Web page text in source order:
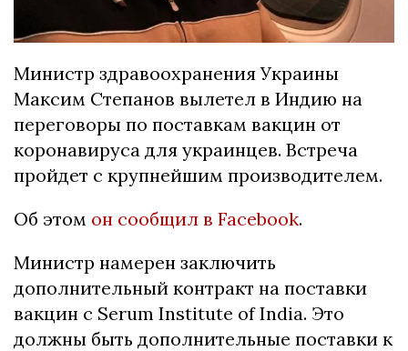
Министр здравоохранения Украины
Максим Степанов вылетел в Индию на
переговоры по поставкам вакцин от
коронавируса для украинцев. Встреча
пройдет с крупнейшим производителем.
Об этом он сообщил в Facebook.
Министр намерен заключить
дополнительный контракт на поставки
вакцин с Serum Institute of India. Это
должны быть дополнительные поставки к